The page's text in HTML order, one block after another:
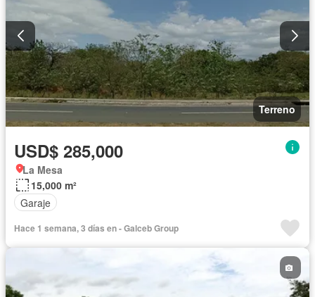
Terreno
USD$ 285,000
La Mesa
15,000 m²
Garaje
Hace 1 semana, 3 días en - Galceb Group